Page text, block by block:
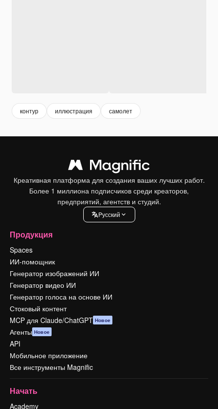
контур иллюстрация самолет
Креативная платформа для создания ваших лучших работ.
Более 1 миллиона подписчиков среди креаторов,
предприятий, агентств и студий.
Pусский
Продукция
Spaces
ИИ-помощник
Генератор изображений ИИ
Генератор видео ИИ
Генератор голоса на основе ИИ
Стоковый контент
MCP для Claude/ChatGPT Новое
Агенты Новое
API
Мобильное приложение
Все инструменты Magnific
Начать
Academy